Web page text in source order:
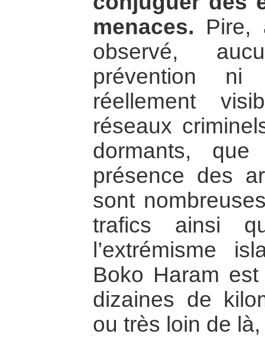
menaces. Pire,
observé,
prévention ni
réellement
réseaux
dormants,
présence des
sont
trafics ainsi
l’extrémisme
Boko Haram
dizaines de
ou très loin de